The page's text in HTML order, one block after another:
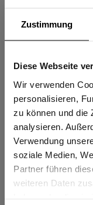
Zustimmung
Diese Webseite
Wir verwenden
personalisieren,
zu können und die
analysieren.
Verwendung
soziale Medien,
Partner führen
weiteren Daten
1/4
Doppelter
Hochwertige
Elastische,
schützen und auch
bequem zu tragen
Wärmend,
Herstellerangaben
Ich bestätige,